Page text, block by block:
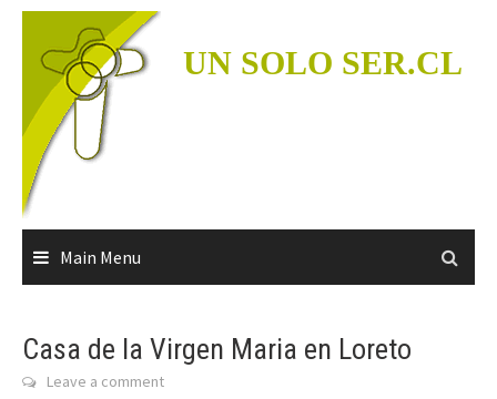
Skip
content
UN SOLO SER.CL
Main Menu
Casa de la Virgen Maria en Loreto
Leave a comment